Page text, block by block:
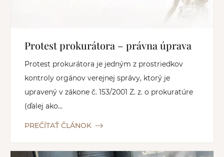
Protest prokurátora – právna úprava
Protest prokurátora je jedným z prostriedkov
kontroly orgánov verejnej správy, ktorý je
upravený v zákone č. 153/2001 Z. z. o prokuratúre
(ďalej ako...
PREČÍTAŤ ČLÁNOK